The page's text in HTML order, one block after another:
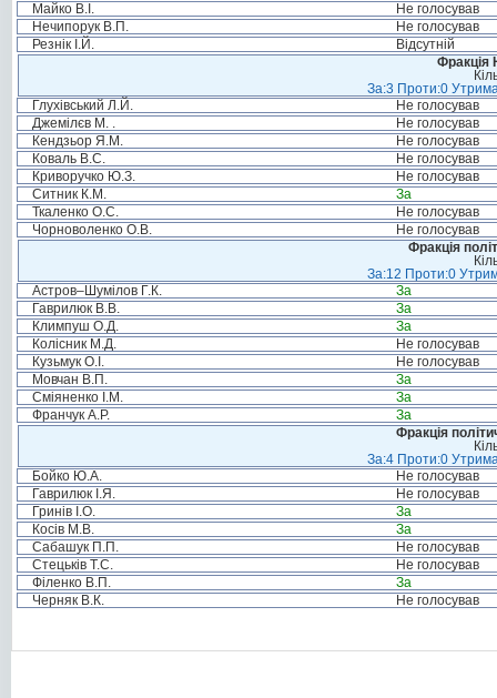
Майко В.І.
Не голосував
Нечипорук В.П.
Не голосував
Резнік І.Й.
Відсутній
Фракція
За:3 Проти:0
Глухівський Л.Й.
Не голосував
Джемілєв М. .
Не голосував
Кендзьор Я.М.
Не голосував
Коваль В.С.
Не голосував
Криворучко Ю.З.
Не голосував
Ситник К.М.
За
Ткаленко О.С.
Не голосував
Чорноволенко О.В.
Не голосував
Фракція
За:12 Проти:0
Астров–Шумілов Г.К.
За
Гаврилюк В.В.
За
Климпуш О.Д.
За
Колісник М.Д.
Не голосував
Кузьмук О.І.
Не голосував
Мовчан В.П.
За
Сміяненко І.М.
За
Франчук А.Р.
За
Фракція
За:4 Проти:0
Бойко Ю.А.
Не голосував
Гаврилюк І.Я.
Не голосував
Гринів І.О.
За
Косів М.В.
За
Сабашук П.П.
Не голосував
Стецьків Т.С.
Не голосував
Філенко В.П.
За
Черняк В.К.
Не голосував